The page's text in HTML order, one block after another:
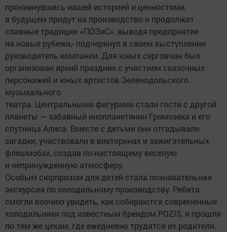
проникнувшись нашей историей и ценностями,
в будущем придут на производство и продолжат
славные традиции «ПОЗиС», выводя предприятие
на новые рубежи,- подчеркнул в своем выступлении
руководитель компании. Для юных серговчан был
организован яркий праздник с участием сказочных
персонажей и юных артистов Зеленодольского
музыкального
театра. Центральными фигурами стали гости с другой
планеты — забавный инопланетянин Громозека и его
спутница Алиса. Вместе с детьми они отгадывали
загадки, участвовали в викторинах и зажигательных
флешмобах, создав по-настоящему веселую
и непринужденную атмосферу.
Особым сюрпризом для детей стала познавательная
экскурсия по холодильному производству. Ребята
смогли воочию увидеть, как собираются современные
холодильники под известным брендом POZIS, и прошли
по тем же цехам, где ежедневно трудятся их родители.